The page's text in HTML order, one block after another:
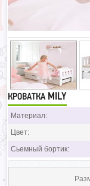
КРОВАТКА MILY
Материал:
Цвет:
Сьемный бортик: